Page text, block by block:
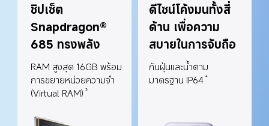
ชิปเซ็ต
Snapdragon®
685 ทรงพลัง
RAM สูงสุด 16GB พร้อม
การขยายหน่วยความจำ
(Virtual RAM) 3
ดีไซน์โค้งมนทั้งสี่
ด้าน เพื่อความ
สบายในการจับถือ
กันฝุ่นและน้ำตาม
มาตรฐาน IP64 4